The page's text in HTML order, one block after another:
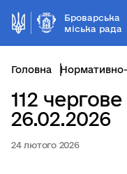
Броварська
міська рада
Головна Нормативно-
112
26.02.2026
24 лютого 2026